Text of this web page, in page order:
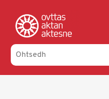
main
content